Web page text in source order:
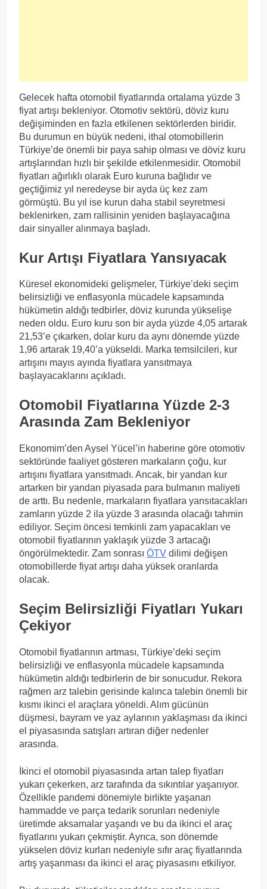
Gelecek hafta otomobil fiyatlarında ortalama yüzde 3
fiyat artışı bekleniyor. Otomotiv sektörü, döviz kuru
değişiminden en fazla etkilenen sektörlerden biridir.
Bu durumun en büyük nedeni, ithal otomobillerin
Türkiye’de önemli bir paya sahip olması ve döviz kuru
artışlarından hızlı bir şekilde etkilenmesidir. Otomobil
fiyatları ağırlıklı olarak Euro kuruna bağlıdır ve
geçtiğimiz yıl neredeyse bir ayda üç kez zam
görmüştü. Bu yıl ise kurun daha stabil seyretmesi
beklenirken, zam rallisinin yeniden başlayacağına
dair sinyaller alınmaya başladı.
Kur Artışı Fiyatlara Yansıyacak
Küresel ekonomideki gelişmeler, Türkiye’deki seçim
belirsizliği ve enflasyonla mücadele kapsamında
hükümetin aldığı tedbirler, döviz kurunda yükselişe
neden oldu. Euro kuru son bir ayda yüzde 4,05 artarak
21,53’e çıkarken, dolar kuru da aynı dönemde yüzde
1,96 artarak 19,40’a yükseldi. Marka temsilcileri, kur
artışını mayıs ayında fiyatlara yansıtmaya
başlayacaklarını açıkladı.
Otomobil Fiyatlarına Yüzde 2-3
Arasında Zam Bekleniyor
Ekonomim’den Aysel Yücel’in haberine göre otomotiv
sektöründe faaliyet gösteren markaların çoğu, kur
artışını fiyatlara yansıtmadı. Ancak, bir yandan kur
artarken bir yandan piyasada para bulmanın maliyeti
de arttı. Bu nedenle, markaların fiyatlara yansıtacakları
zamların yüzde 2 ila yüzde 3 arasında olacağı tahmin
ediliyor. Seçim öncesi temkinli zam yapacakları ve
otomobil fiyatlarının yaklaşık yüzde 3 artacağı
öngörülmektedir. Zam sonrası ÖTV dilimi değişen
otomobillerde fiyat artışı daha yüksek oranlarda
olacak.
Seçim Belirsizliği Fiyatları Yukarı
Çekiyor
Otomobil fiyatlarının artması, Türkiye’deki seçim
belirsizliği ve enflasyonla mücadele kapsamında
hükümetin aldığı tedbirlerin de bir sonucudur. Rekora
rağmen arz talebin gerisinde kalınca talebin önemli bir
kısmı ikinci el araçlara yöneldi. Alım gücünün
düşmesi, bayram ve yaz aylarının yaklaşması da ikinci
el piyasasında satışları artıran diğer nedenler
arasında.
İkinci el otomobil piyasasında artan talep fiyatları
yukarı çekerken, arz tarafında da sıkıntılar yaşanıyor.
Özellikle pandemi dönemiyle birlikte yaşanan
hammadde ve parça tedarik sorunları nedeniyle
üretimde aksamalar yaşandı ve bu da ikinci el araç
fiyatlarını yukarı çekmiştir. Ayrıca, son dönemde
yükselen döviz kurları nedeniyle sıfır araç fiyatlarında
artış yaşanması da ikinci el araç piyasasını etkiliyor.